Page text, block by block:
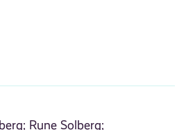
Rune Solberg;